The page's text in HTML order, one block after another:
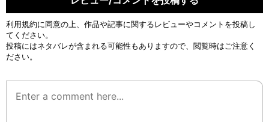
利用規約に同意の上、作品や記事に関するレビューやコメントを投稿し
てください。
投稿にはネタバレが含まれる可能性もありますので、閲覧時はご注意く
ださい。